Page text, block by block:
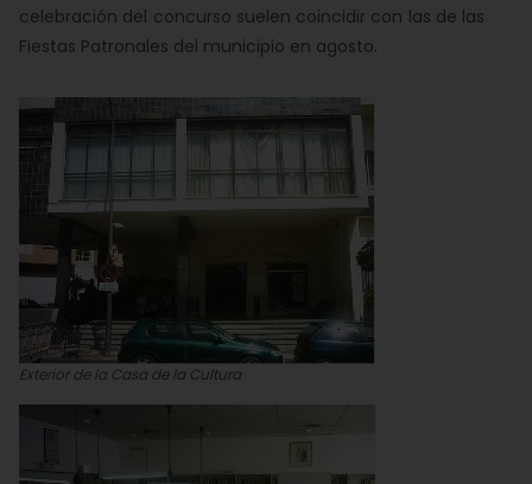
celebración del concurso suelen coincidir con las de las
Fiestas Patronales del municipio en agosto.
Exterior de la Casa de la Cultura